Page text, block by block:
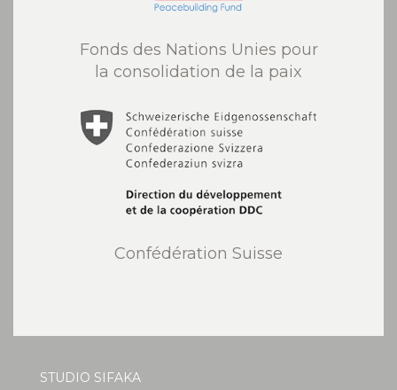
Fonds des Nations Unies pour
la consolidation de la paix
Confédération Suisse
STUDIO SIFAKA